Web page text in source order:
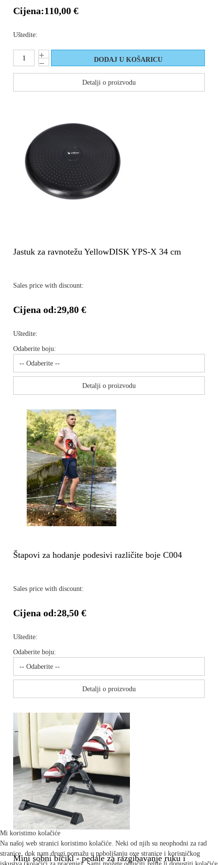
Cijena:110,00 €
Uštedite:
Detalji o proizvodu
Jastuk za ravnotežu YellowDISK YPS-X 34 cm
Sales price with discount:
Cijena od:29,80 €
Uštedite:
Odaberite boju:
Detalji o proizvodu
Štapovi za hodanje podesivi različite boje C004
Sales price with discount:
Cijena od:28,50 €
Uštedite:
Odaberite boju:
Detalji o proizvodu
Mini sobni bicikl - pedale za razgibavanje ruku i
Mi koristimo kolačiće
Na našoj web stranici koristimo kolačiće. Neki od njih su neophodni za rad
stranice, dok nam drugi pomažu u poboljšanju ove stranice i korisničkog
iskustva (kolačići za praćenje). Sami možete odlučiti želite li dopustiti kolačiće